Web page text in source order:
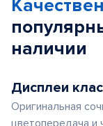
наличии
Дисплеи
Оригинальная
цветопередача и